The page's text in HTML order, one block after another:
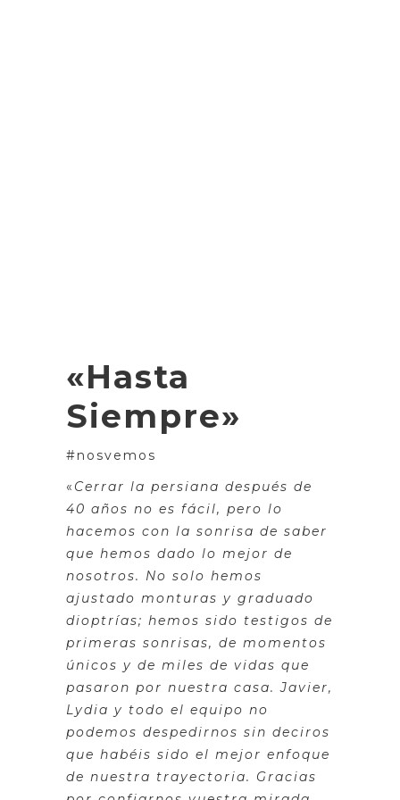
«Hasta
Siempre»
#nosvemos
« Cerrar la persiana después de
40 años no es fácil, pero lo
hacemos con la sonrisa de saber
que hemos dado lo mejor de
nosotros. No solo hemos
ajustado monturas y graduado
dioptrías; hemos sido testigos de
primeras sonrisas, de momentos
únicos y de miles de vidas que
pasaron por nuestra casa. Javier,
Lydia y todo el equipo no
podemos despedirnos sin deciros
que habéis sido el mejor enfoque
de nuestra trayectoria. Gracias